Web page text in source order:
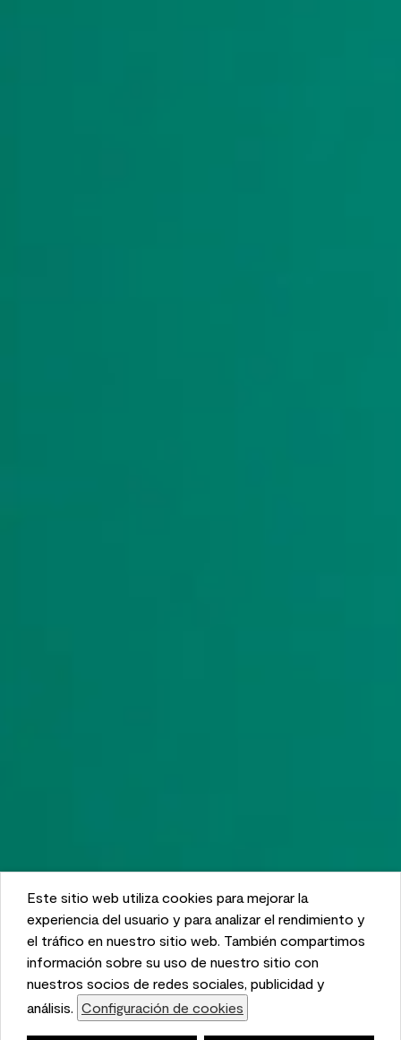
This website uses cookies to enhance user experience
and to analyze performance and traffic on our website.
We also share information about your use of our site
with our social media, advertising, and analytics
partners. Cookie Settings
Este sitio web utiliza cookies para mejorar la
experiencia del usuario y para analizar el rendimiento y
el tráfico en nuestro sitio web. También compartimos
información sobre su uso de nuestro sitio con
nuestros socios de redes sociales, publicidad y
análisis. Configuración de cookies